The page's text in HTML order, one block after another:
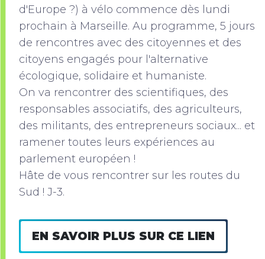
d'Europe ?) à vélo commence dès lundi
prochain à Marseille. Au programme, 5 jours
de rencontres avec des citoyennes et des
citoyens engagés pour l'alternative
écologique, solidaire et humaniste.
On va rencontrer des scientifiques, des
responsables associatifs, des agriculteurs,
des militants, des entrepreneurs sociaux... et
ramener toutes leurs expériences au
parlement européen !
Hâte de vous rencontrer sur les routes du
Sud ! J-3.
EN SAVOIR PLUS SUR CE LIEN